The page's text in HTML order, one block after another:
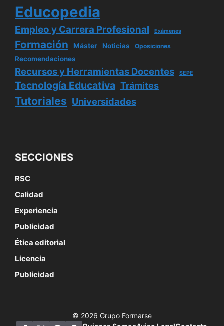
Educopedia
Empleo y Carrera Profesional Exámenes
Formación Máster Noticias Oposiciones
Recomendaciones
Recursos y Herramientas Docentes SEPE
Tecnología Educativa Trámites
Tutoriales Universidades
SECCIONES
RSC
Calidad
Experiencia
Publicidad
Ética editorial
Licencia
Publicidad
© 2026 Grupo Formarse